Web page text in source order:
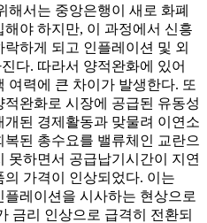
해서는 중앙은행이 새로 화폐
야 하지만, 이 과정에서 신흥
하게 되고 인플레이션 및 외
다. 따라서 양적완화에 있어
여력에 큰 차이가 발생한다. 또
완화로 시장에 공급된 유동성
개된 경제활동과 맞물려 이연소
된 총수요를 밸류체인 교란으
못하면서 공급납기시간이 지연
가격이 인상되었다. 이는
플레이션을 시사하는 현상으로
금리 인상으로 급격히 전환되